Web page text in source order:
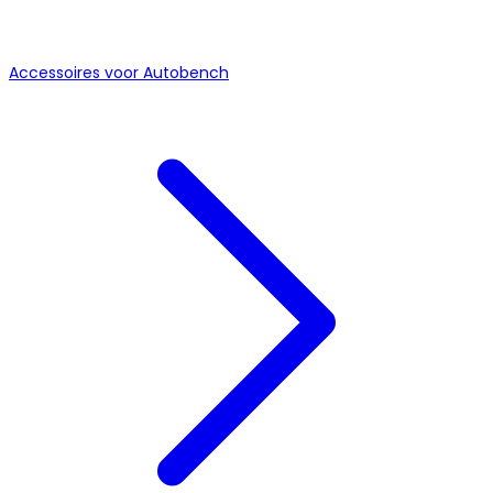
Accessoires voor Autobench